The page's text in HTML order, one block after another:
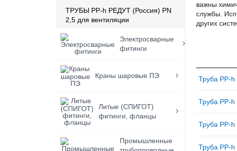
ТРУБЫ PP-h РЕДУТ (Россия) PN
2,5 для вентиляции
Электросварные
фитинги
Краны шаровые ПЭ
Литые (СПИГОТ)
фитинги, фланцы
Промышленные
важны
службы.
других
Труба PP-
Труба PP-
Труба PP-
Труба PP-